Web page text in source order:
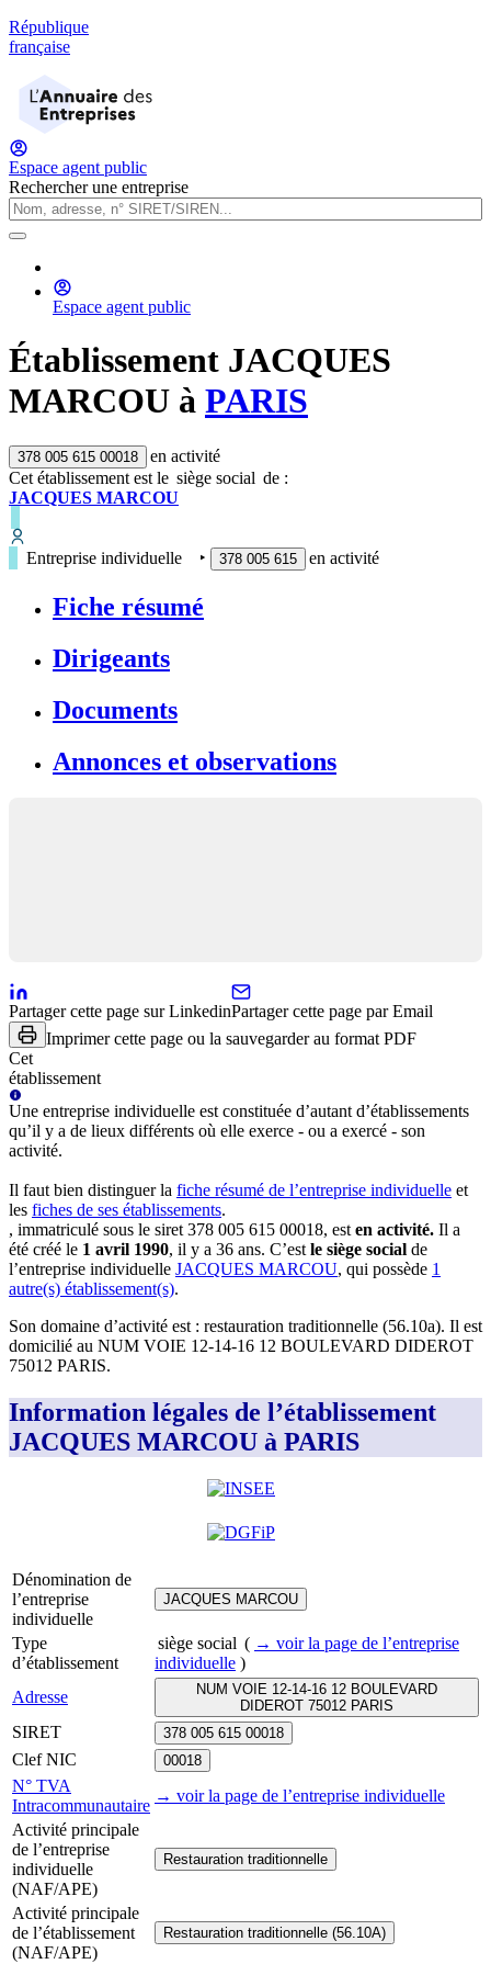
République
française
Espace agent public
Rechercher une entreprise
Espace agent public
Établissement JACQUES
MARCOU à PARIS
378 005 615 00018
en activité
Cet établissement est le siège social de :
JACQUES MARCOU
Entreprise individuelle ‣ 378 005 615 en activité
Fiche résumé
Dirigeants
Documents
Annonces et observations
Partager cette page sur LinkedinPartager cette page par Email
Imprimer cette page ou la sauvegarder au format PDF
Cet
établissement
Une entreprise individuelle est constituée d’autant d’établissements
qu’il y a de lieux différents où elle exerce - ou a exercé - son
activité.
Il faut bien distinguer la fiche résumé de l’entreprise individuelle et
les fiches de ses établissements.
, immatriculé sous le siret378 005 615 00018, esten activité. Il a
été créé le 1 avril 1990, il y a 36 ans. C’estle siège social de
l’entreprise individuelle JACQUES MARCOU, qui possède 1
autre(s) établissement(s).
Son domaine d’activité est : restauration traditionnelle (56.10a). Il est
domicilié au NUM VOIE 12-14-16 12 BOULEVARD DIDEROT
75012 PARIS.
Information légales de l’établissement
JACQUES MARCOU à PARIS
Dénomination de
l’entreprise
individuelle
JACQUES MARCOU
Type
d’établissement
siège social ( → voir la page de l’entreprise
individuelle )
Adresse
NUM VOIE 12-14-16 12 BOULEVARD
DIDEROT 75012 PARIS
SIRET 378 005 615 00018
Clef NIC 00018
N° TVA
Intracommunautaire
→ voir la page de l’entreprise individuelle
Activité principale
de l’entreprise
individuelle
(NAF/APE)
Restauration traditionnelle
Activité principale
de l’établissement
(NAF/APE)
Restauration traditionnelle (56.10A)